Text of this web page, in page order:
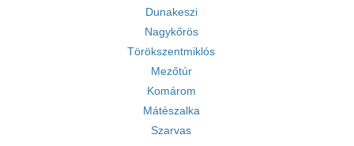
Dunakeszi
Nagykőrös
Törökszentmiklós
Mezőtúr
Komárom
Mátészalka
Szarvas